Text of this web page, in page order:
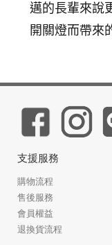
邁的長輩來說
開關燈而帶來
支援服務
購物流程
售後服務
會員權益
退換貨流程